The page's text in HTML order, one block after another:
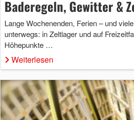
Baderegeln, Gewitter &
Lange Wochenenden, Ferien – und
unterwegs: in Zeltlager und auf
Höhepunkte …
Weiterlesen